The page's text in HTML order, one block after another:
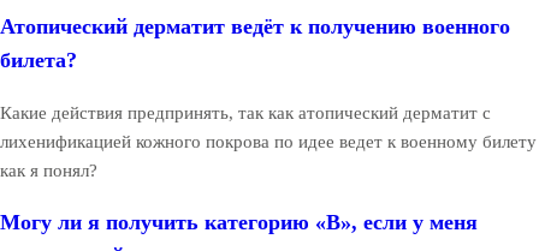
Атопический дерматит ведёт к получению военного
билета?
Какие действия предпринять, так как атопический дерматит с
лихенификацией кожного покрова по идее ведет к военному билету
как я понял?
Могу ли я получить категорию «В», если у меня